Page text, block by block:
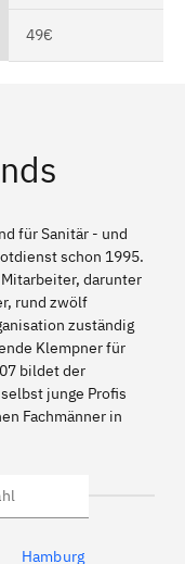
49€
für Sanitär - und
schon 1995.
darunter
rund zwölf
zuständig
Klempner für
bildet der
junge Profis
Fachmänner in
Hamburg